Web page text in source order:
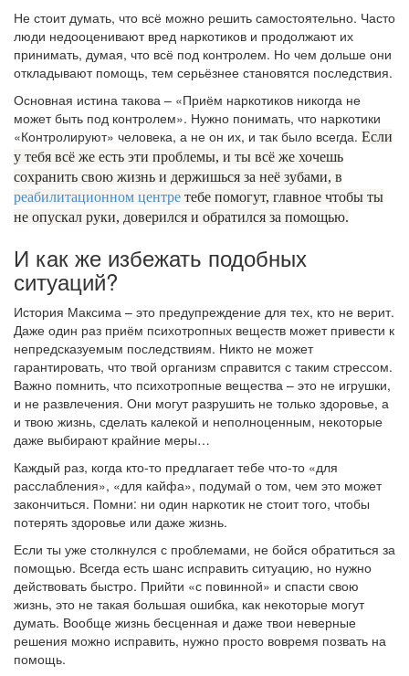
Не стоит думать, что всё можно решить самостоятельно. Часто
люди недооценивают вред наркотиков и продолжают их
принимать, думая, что всё под контролем. Но чем дольше они
откладывают помощь, тем серьёзнее становятся последствия.
Основная истина такова – «Приём наркотиков никогда не
может быть под контролем». Нужно понимать, что наркотики
«Контролируют» человека, а не он их, и так было всегда. Если
у тебя всё же есть эти проблемы, и ты всё же хочешь
сохранить свою жизнь и держишься за неё зубами, в
реабилитационном центре тебе помогут, главное чтобы ты
не опускал руки, доверился и обратился за помощью.
И как же избежать подобных
ситуаций?
История Максима – это предупреждение для тех, кто не верит.
Даже один раз приём психотропных веществ может привести к
непредсказуемым последствиям. Никто не может
гарантировать, что твой организм справится с таким стрессом.
Важно помнить, что психотропные вещества – это не игрушки,
и не развлечения. Они могут разрушить не только здоровье, а
и твою жизнь, сделать калекой и неполноценным, некоторые
даже выбирают крайние меры…
Каждый раз, когда кто-то предлагает тебе что-то «для
расслабления», «для кайфа», подумай о том, чем это может
закончиться. Помни: ни один наркотик не стоит того, чтобы
потерять здоровье или даже жизнь.
Если ты уже столкнулся с проблемами, не бойся обратиться за
помощью. Всегда есть шанс исправить ситуацию, но нужно
действовать быстро. Прийти «с повинной» и спасти свою
жизнь, это не такая большая ошибка, как некоторые могут
думать. Вообще жизнь бесценная и даже твои неверные
решения можно исправить, нужно просто вовремя позвать на
помощь.